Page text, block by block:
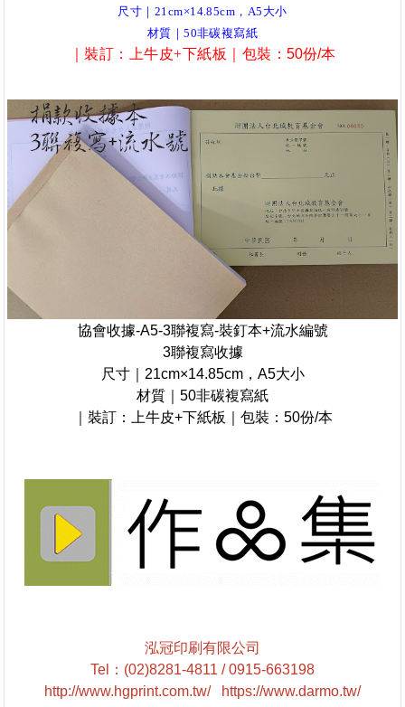
尺寸｜21cm×14.85cm，A5大小
材質｜50非碳複寫紙
｜裝訂 ：上牛皮+下紙板 ｜包裝 ：50份/本
協會收據-A5-3聯複寫-裝釘本+流水編號
3聯複寫收據
尺寸｜21cm×14.85cm，A5大小
材質｜50非碳複寫紙
｜裝訂：上牛皮+下紙板｜包裝：50份/本
泓冠印刷有限公司
Tel
： (02)8281-4811 / 0915-663198
http://www.hgprint.com.tw/
https://www.darmo.tw/